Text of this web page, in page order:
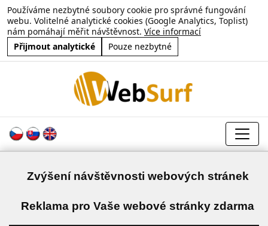
Používáme nezbytné soubory cookie pro správné fungování
webu. Volitelné analytické cookies (Google Analytics, Toplist)
nám pomáhají měřit návštěvnost. Více informací
Přijmout analytické
Pouze nezbytné
Zvýšení návštěvnosti webových stránek
Reklama pro Vaše webové stránky zdarma